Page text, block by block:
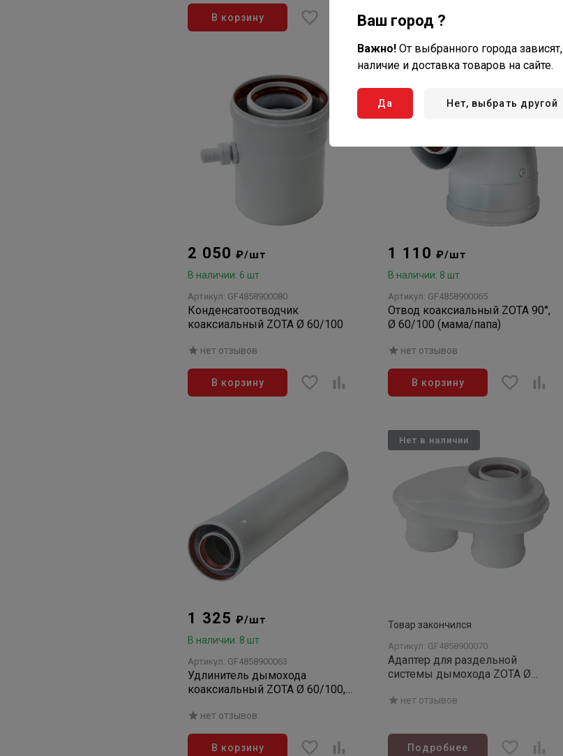
В корзину В корзину
2 050 ₽/шт
В наличии: 6 шт
Артикул: GF4858900080
Конденсатоотводчик
коаксиальный ZOTA Ø 60/100
нет отзывов
В корзину
1 110 ₽/шт
В наличии: 8 шт
Артикул: GF4858900065
Отвод коаксиальный ZOTA 90°,
Ø 60/100 (мама/папа)
нет отзывов
В корзину
1 325 ₽/шт
В наличии: 8 шт
Артикул: GF4858900063
Удлинитель дымохода
коаксиальный ZOTA Ø 60/100,
нет отзывов
В корзину
Товар закончился
Артикул: GF4858900070
Адаптер для раздельной
системы дымохода ZOTA Ø
нет отзывов
Подробнее
Нет в наличии
Ваш город ?
Важно! От выбранного города зависят,
наличие и доставка товаров на сайте.
Да Нет, выбрать другой